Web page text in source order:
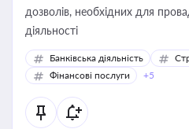
дозволів, необхідних для
діяльності
Банківська діяльність
Фінансові послуги
+5